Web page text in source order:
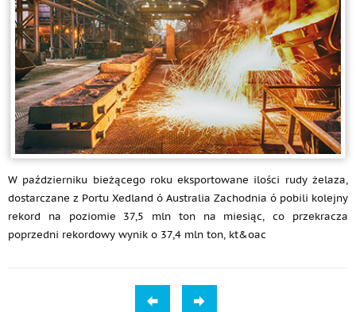
W październiku bieżącego roku eksportowane ilości rudy żelaza,
dostarczane z Portu Xedland ó Australia Zachodnia ó pobili kolejny
rekord na poziomie 37,5 mln ton na miesiąc, co przekracza
poprzedni rekordowy wynik o 37,4 mln ton, kt&oac